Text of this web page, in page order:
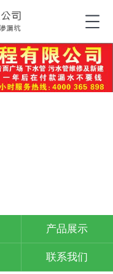
产品展示
联系我们